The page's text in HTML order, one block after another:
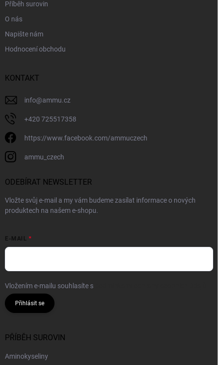
Příběh surovin
O nás
Napište nám
Hodnocení obchodu
KONTAKT
info@ammu.cz
+420 725517358
https://www.facebook.com/ammuczech
ammu_czech
ODEBÍRAT NEWSLETTER
Vložte svůj e-mail a my vám budeme zasílat informace o nových
produktech na našem e-shopu.
E-MAIL
Vložením e-mailu souhlasíte s
Přihlásit se
PŘÍBĚH SUROVIN
Aminokyseliny